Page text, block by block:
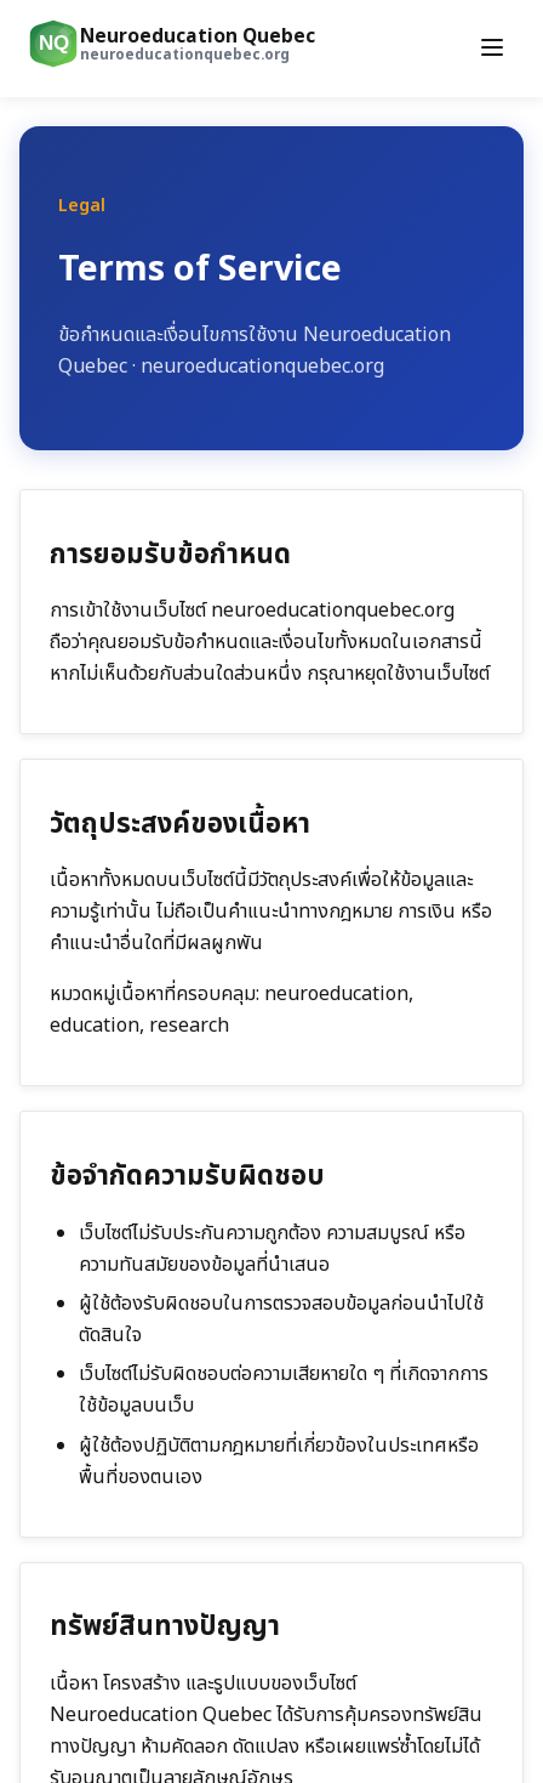
NQ Neuroeducation Quebec
neuroeducationquebec.org
Legal
Terms of Service
ข้อกำหนดและเงื่อนไขการใช้งาน Neuroeducation
Quebec· neuroeducationquebec.org
การยอมรับข้อกำหนด
การเข้าใช้งานเว็บไซต์neuroeducationquebec.org
ถือว่าคุณยอมรับข้อกำหนดและเงื่อนไขทั้งหมดในเอกสารนี้
หากไม่เห็นด้วยกับส่วนใดส่วนหนึ่ง กรุณาหยุดใช้งานเว็บไซต์
วัตถุประสงค์ของเนื้อหา
เนื้อหาทั้งหมดบนเว็บไซต์นี้มีวัตถุประสงค์เพื่อให้ข้อมูลและ
ความรู้เท่านั้น ไม่ถือเป็นคำแนะนำทางกฎหมาย การเงิน หรือ
คำแนะนำอื่นใดที่มีผลผูกพัน
หมวดหมู่เนื้อหาที่ครอบคลุม: neuroeducation,
education, research
ข้อจำกัดความรับผิดชอบ
เว็บไซต์ไม่รับประกันความถูกต้อง ความสมบูรณ์ หรือ
ความทันสมัยของข้อมูลที่นำเสนอ
ผู้ใช้ต้องรับผิดชอบในการตรวจสอบข้อมูลก่อนนำไปใช้
ตัดสินใจ
เว็บไซต์ไม่รับผิดชอบต่อความเสียหายใด ๆ ที่เกิดจากการ
ใช้ข้อมูลบนเว็บ
ผู้ใช้ต้องปฏิบัติตามกฎหมายที่เกี่ยวข้องในประเทศหรือ
พื้นที่ของตนเอง
ทรัพย์สินทางปัญญา
เนื้อหา โครงสร้าง และรูปแบบของเว็บไซต์
Neuroeducation Quebecได้รับการคุ้มครองทรัพย์สิน
ทางปัญญา ห้ามคัดลอก ดัดแปลง หรือเผยแพร่ซ้ำโดยไม่ได้